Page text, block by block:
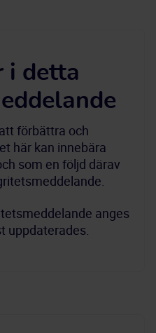
i detta
förbättra och
här kan innebära
som en följd därav
anges
uppdaterades.